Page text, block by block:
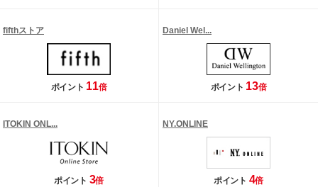
fifthストア
ポイント 11倍
Daniel Wel...
ポイント 13倍
ITOKIN ONL...
ポイント 3倍
NY.ONLINE
ポイント 4倍